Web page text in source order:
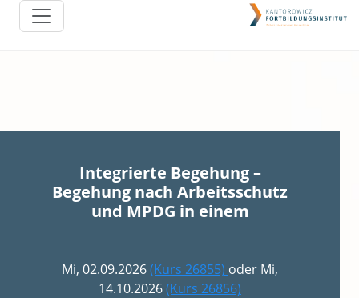
Integrierte Begehung –
Begehung nach Arbeitsschutz
und MPDG in einem
Mi, 02.09.2026(Kurs 26855) oder Mi,
14.10.2026(Kurs 26856)